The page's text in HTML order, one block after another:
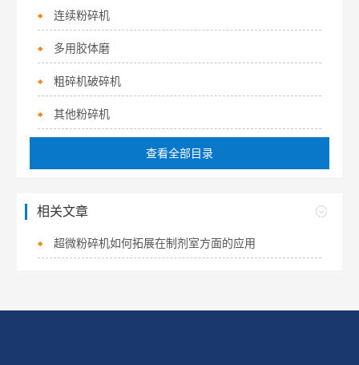
连续粉碎机
多用胶体磨
粗碎机破碎机
其他粉碎机
查看全部目录
相关文章
超微粉碎机如何拓展在制剂室方面的应用